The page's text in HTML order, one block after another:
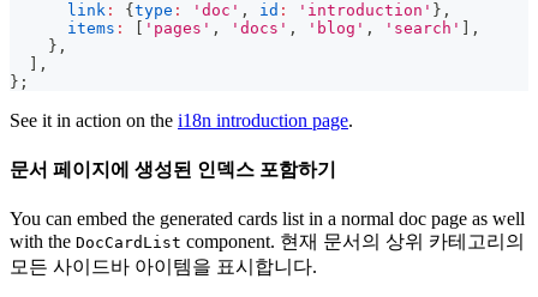
link : { type : 'doc' , id : 'introduction' } ,
items : 'pages' , 'docs' , 'blog' , 'search'
,
} ,
,
} ;
See it in action on the i18n introduction page.
문서 페이지에 생성된 인덱스 포함하기
You can embed the generated cards list in a normal doc page as well
with the DocCardList component. 현재 문서의 상위 카테고리의
모든 사이드바 아이템을 표시합니다.